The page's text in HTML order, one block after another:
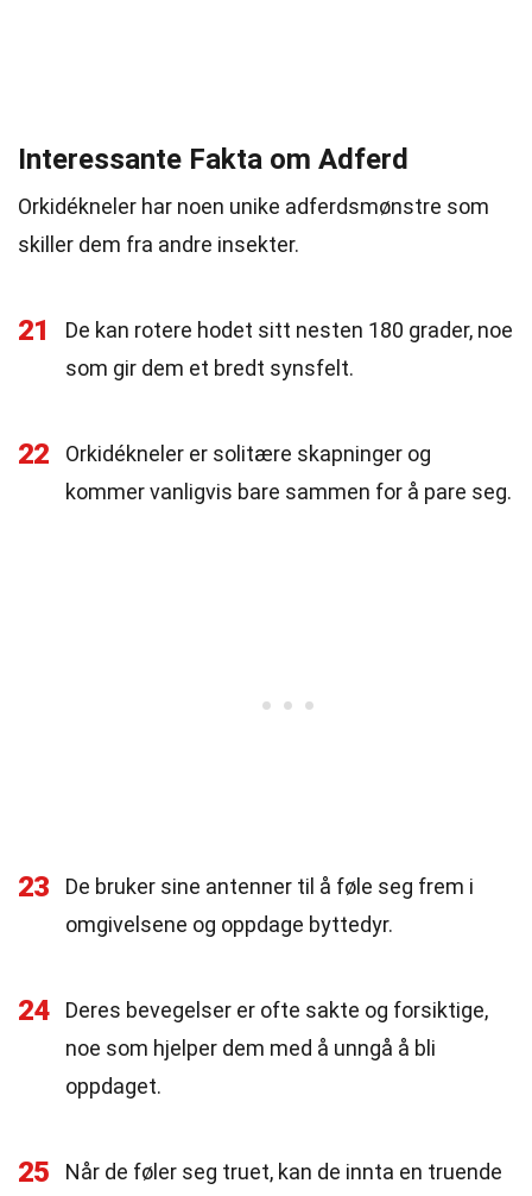
Interessante Fakta om Adferd
Orkidékneler har noen unike adferdsmønstre som
skiller dem fra andre insekter.
21
De kan rotere hodet sitt nesten 180 grader, noe
som gir dem et bredt synsfelt.
22
Orkidékneler er solitære skapninger og
kommer vanligvis bare sammen for å pare seg.
23
De bruker sine antenner til å føle seg frem i
omgivelsene og oppdage byttedyr.
24
Deres bevegelser er ofte sakte og forsiktige,
noe som hjelper dem med å unngå å bli
oppdaget.
25
Når de føler seg truet, kan de innta en truende